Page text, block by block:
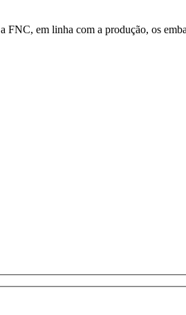
em linha com a produção, os